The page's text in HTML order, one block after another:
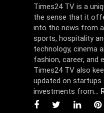
Times24 TV is a
the sense that it
into the news from
sports, hospitality
technology, cinema
fashion, career, and
Times24 TV also
updated on startups
investments from...